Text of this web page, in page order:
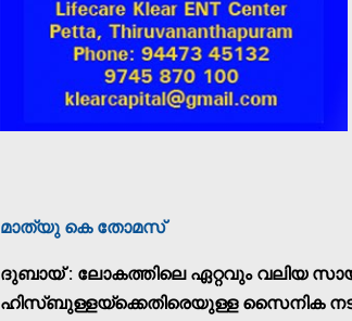
മാത്യു കെ തോമസ്
ദുബായ് : ലോകത്തിലെ ഏറ്റവും വലിയ
ഹിസ്ബുള്ളയ്ക്കെതിരെയുള്ള സൈനിക